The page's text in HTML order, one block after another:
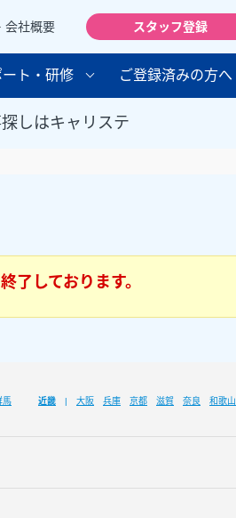
社概要 スタッフ登録
ト・研修 ご登録済みの方へ
しはキャリステ
了しております。
馬 近畿 大阪 兵庫 京都 滋賀 奈良
和歌山